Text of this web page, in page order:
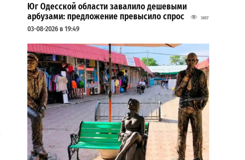
Юг Одесской области завалило дешевыми
арбузами: предложение превысило спрос
3657
03-08-2026 в 19:49